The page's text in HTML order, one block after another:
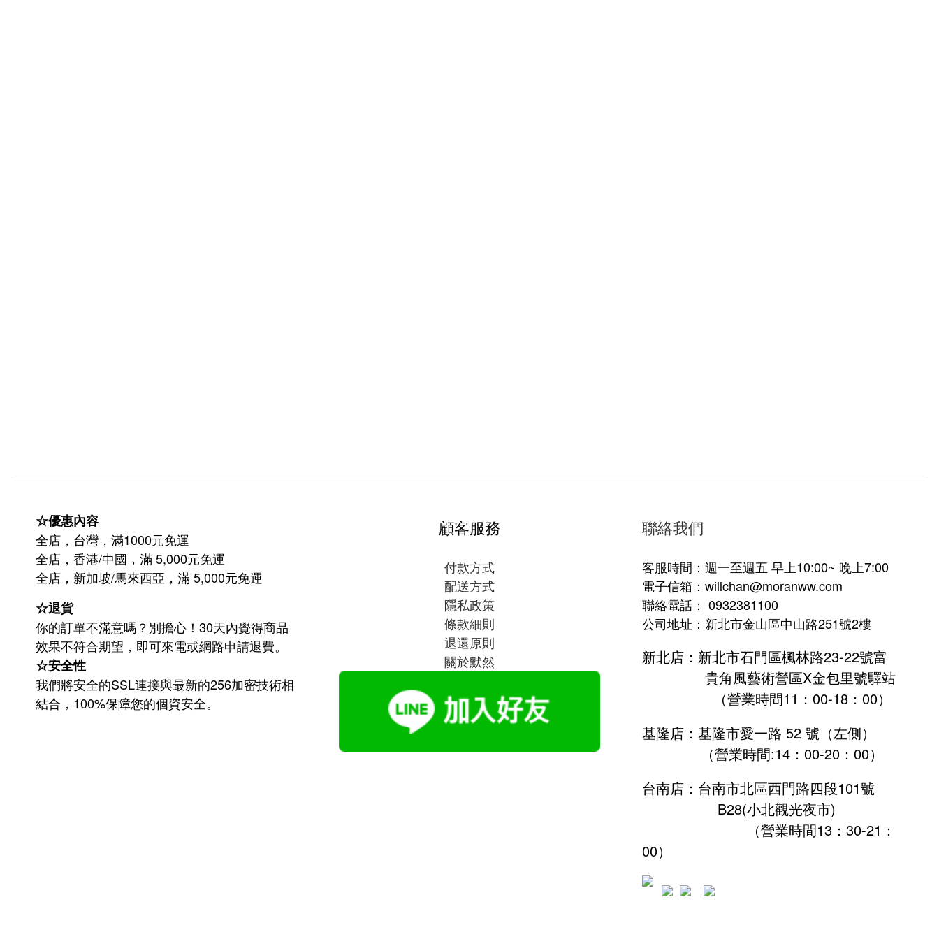
☆優惠內容
全店，台灣，滿1000元免運
全店，香港/中國，滿 5,000元免運
全店，新加坡/馬來西亞，滿 5,000元免運
☆退貨
你的訂單不滿意嗎？別擔心！30天內覺得商品
效果不符合期望，即可來電或網路申請退費。
☆安全性
我們將安全的SSL連接與最新的256加密技術相
結合，100%保障您的個資安全。
顧客服務
付款方式
配送方式
隱私政策
條款細則
退還原則
關於默然
聯絡我們
客服時間：週一至週五 早上10:00~ 晚上7:00
電子信箱：willchan@moranww.com
聯絡電話： 0932381100
公司地址：新北市金山區中山路251號2樓
新北店：新北市石門區楓林路23-22號富
貴角風藝術營區X金包里號驛站
（營業時間11：00-18：00）
基隆店：基隆市愛一路 52 號（左側）
（營業時間:14：00-20：00）
台南店：台南市北區西門路四段101號
B28(小北觀光夜市)
（營業時間13：30-21：
00）